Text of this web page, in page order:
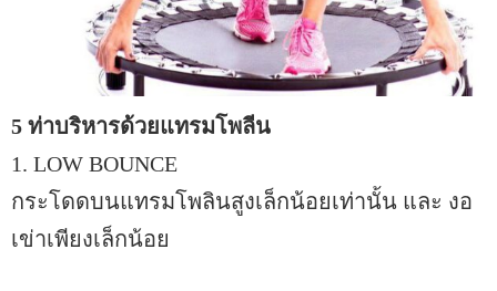
5 ท่าบริหารด้วยแทรมโพลีน
1. LOW BOUNCE
กระโดดบนแทรมโพลินสูงเล็กน้อยเท่านั้น และ งอ
เข่าเพียงเล็กน้อย